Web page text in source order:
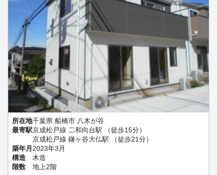
所在地千葉県 船橋市 八木が谷
最寄駅京成松戸線 二和向台駅 （徒歩15分）
京成松戸線 鎌ヶ谷大仏駅 （徒歩21分）
築年月 2023年3月
構造
木造
階数
地上2階